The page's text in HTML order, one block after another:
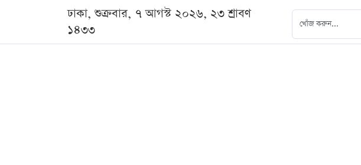
ঢাকা, শুক্রবার, ৭ আগস্ট ২০২৬, ২৩ শ্রাবণ
১৪৩৩